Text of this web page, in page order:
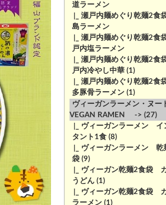
道ラーメン
|_ 瀬戸内麺めぐり乾麺2
島ラーメン
|_ 瀬戸内麺めぐり乾麺2食
戸内塩ラーメン
|_ 瀬戸内麺めぐり乾麺2食
戸内冷やし中華(1)
|_ 瀬戸内麺めぐり乾麺2
多豚骨ラーメン(1)
ヴィーガンラーメン・ヌ
VEGAN RAMEN -> (27)
|_ ヴィーガンラーメン イ
タント1食(8)
|_ ヴィーガンラーメン 乾
袋(9)
|_ ヴィーガン乾麺2食袋
うどん(1)
|_ ヴィーガン乾麺2食袋
ラーメン(1)